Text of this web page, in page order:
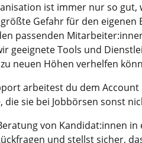
ist immer nur so
Gefahr für den
passenden
geeignete Tools und
neuen Höhen verhelfen
arbeitest du dem
die sie bei Jobbörsen sonst
von Kandidat:innen
und stellst sicher,